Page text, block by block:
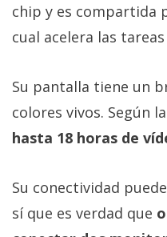
chip y es compartida
cual acelera las
Su pantalla tiene un
colores vivos. Según
hasta 18 horas de
Su conectividad
sí que es verdad que